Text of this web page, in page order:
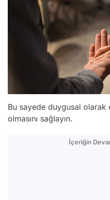
Bu sayede duygusal olarak
olmasını sağlayın.
İçeriğin